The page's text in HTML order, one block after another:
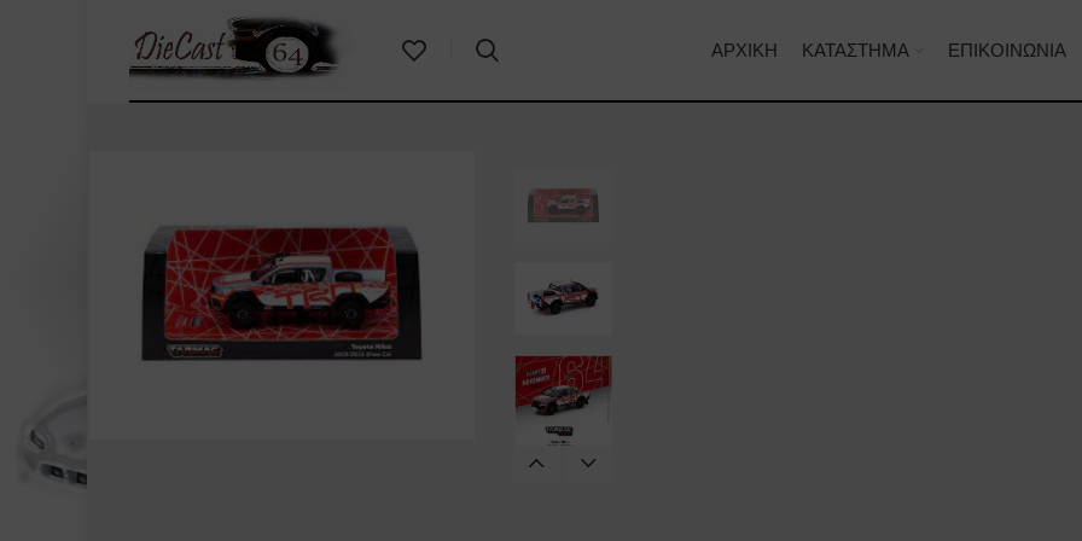
ΑΡΧΙΚΉ ΚΑΤΆΣΤΗΜΑ ΕΠΙΚΟΙΝΩΝΊΑ